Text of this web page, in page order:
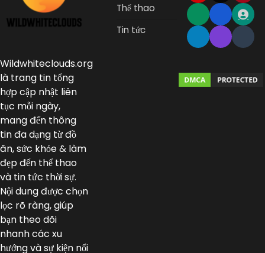
Wildwhiteclouds.org
là trang tin tổng
hợp cập nhật liên
tục mỗi ngày,
mang đến thông
tin đa dạng từ đồ
ăn, sức khỏe & làm
đẹp đến thể thao
và tin tức thời sự.
Nội dung được chọn
lọc rõ ràng, giúp
bạn theo dõi
nhanh các xu
hướng và sự kiện nổi
Thể thao
Tin tức